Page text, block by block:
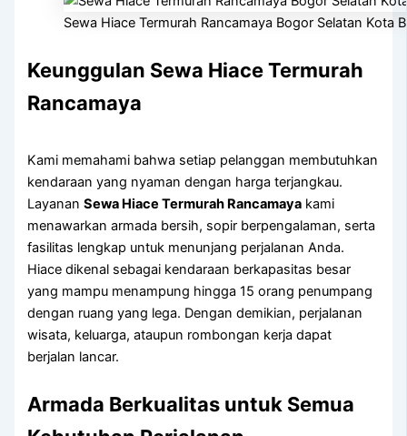
Sewa Hiace Termurah Rancamaya Bogor Selatan Kota
Keunggulan Sewa Hiace Termurah
Rancamaya
Kami memahami bahwa setiap pelanggan membutuhkan
kendaraan yang nyaman dengan harga terjangkau.
LayananSewa Hiace Termurah Rancamaya kami
menawarkan armada bersih, sopir berpengalaman, serta
fasilitas lengkap untuk menunjang perjalanan Anda.
Hiace dikenal sebagai kendaraan berkapasitas besar
yang mampu menampung hingga 15 orang penumpang
dengan ruang yang lega. Dengan demikian, perjalanan
wisata, keluarga, ataupun rombongan kerja dapat
berjalan lancar.
Armada Berkualitas untuk Semua